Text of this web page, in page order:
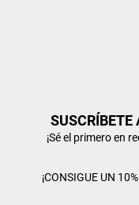
SUSCRÍBETE
¡Sé el primero en
¡CONSIGUE UN